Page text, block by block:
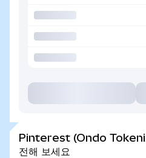
Pinterest (Ondo
전해 보세요